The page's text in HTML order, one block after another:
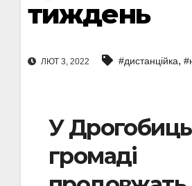
тиждень
ЛЮТ 3, 2022 #дистанційка,
У
громаді